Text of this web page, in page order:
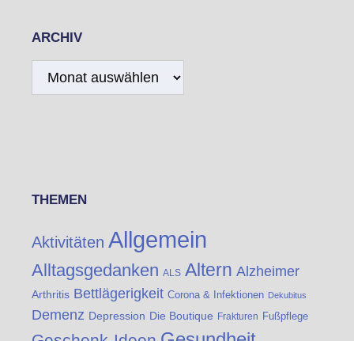
ARCHIV
Archiv
THEMEN
Aktivitäten Allgemein
Alltagsgedanken ALS Altern Alzheimer
Arthritis Bettlägerigkeit Corona & Infektionen Dekubitus
Demenz Depression Die Boutique Frakturen Fußpflege